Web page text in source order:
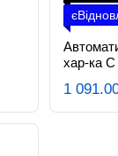
хар-ка
1